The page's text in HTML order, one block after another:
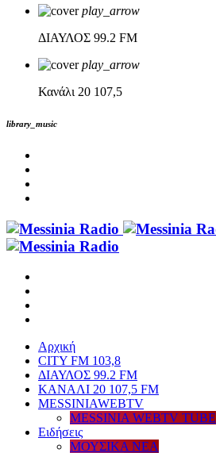
play_arrow
ΔΙΑΥΛΟΣ 99.2 FM
play_arrow
Κανάλι 20 107,5
library_music
Αρχική
CITY FM 103,8
ΔΙΑΥΛΟΣ 99.2 FM
ΚΑΝΑΛΙ 20 107,5 FM
MESSINIAWEBTV
MESSINIA WEBTV TUBE
Eιδήσεις
ΜΟΥΣΙΚΑ ΝΕΑ